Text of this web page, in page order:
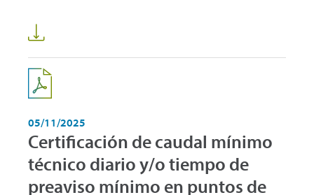
05/11/2025
Certificación de caudal mínimo
técnico diario y/o tiempo de
preaviso mínimo en puntos de